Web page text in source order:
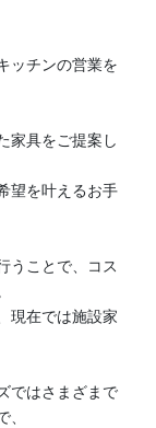
ッチンの営業を
家具をご提案し
望を叶えるお手
うことで、コス
現在では施設家
ではさまざまで